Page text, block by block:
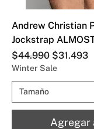
Andrew Christian
Jockstrap
Precio
$44.990 Precio de
$31.493
Winter Sale
Agregar